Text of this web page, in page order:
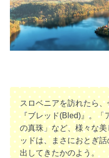
スロベニアを訪れたら
『ブレッド(Bled)』。「
の真珠」など、様々な
ッドは、まさにおとぎ
出してきたかのよう。